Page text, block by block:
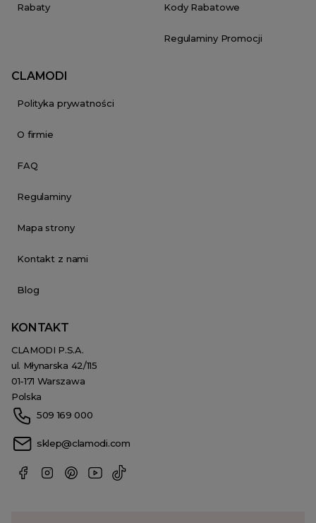
Rabaty Kody Rabatowe
Regulaminy Promocji
CLAMODI
Polityka prywatności
O firmie
FAQ
Regulaminy
Mapa strony
Kontakt z nami
Blog
KONTAKT
CLAMODI P.S.A.
ul. Młynarska 42/115
01-171 Warszawa
Polska
509 169 000
sklep@clamodi.com